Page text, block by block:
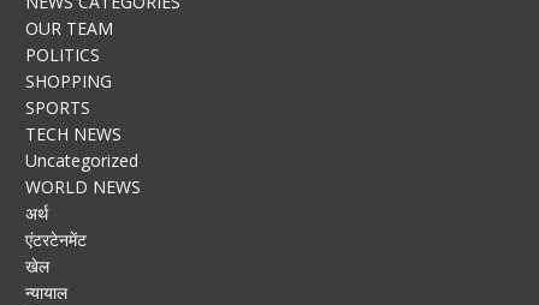
OUR TEAM
POLITICS
SHOPPING
SPORTS
TECH NEWS
Uncategorized
WORLD NEWS
अर्थ
एंटरटेनमेंट
खेल
न्यायाल